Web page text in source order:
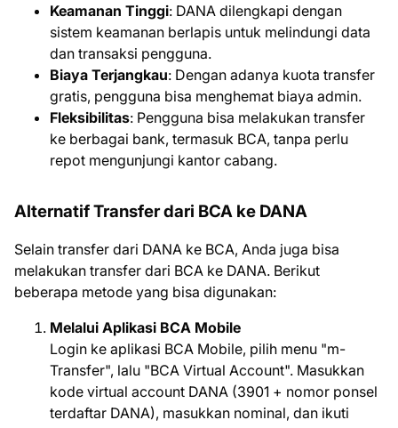
Keamanan Tinggi: DANA dilengkapi dengan
sistem keamanan berlapis untuk melindungi data
dan transaksi pengguna.
Biaya Terjangkau: Dengan adanya kuota transfer
gratis, pengguna bisa menghemat biaya admin.
Fleksibilitas: Pengguna bisa melakukan transfer
ke berbagai bank, termasuk BCA, tanpa perlu
repot mengunjungi kantor cabang.
Alternatif Transfer dari BCA ke DANA
Selain transfer dari DANA ke BCA, Anda juga bisa
melakukan transfer dari BCA ke DANA. Berikut
beberapa metode yang bisa digunakan:
Melalui Aplikasi BCA Mobile
Login ke aplikasi BCA Mobile, pilih menu "m-
Transfer", lalu "BCA Virtual Account". Masukkan
kode virtual account DANA (3901 + nomor ponsel
terdaftar DANA), masukkan nominal, dan ikuti